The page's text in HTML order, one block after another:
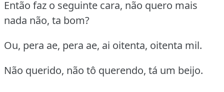
Então faz o seguinte cara, não quero mais
nada não, ta bom?
Ou, pera ae, pera ae, ai oitenta, oitenta mil.
Não querido, não tô querendo, tá um beijo.